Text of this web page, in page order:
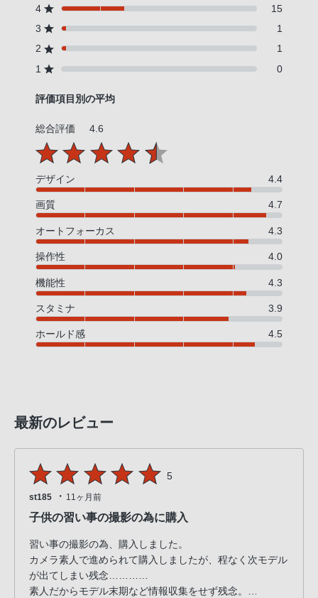
4
15
3
1
2
1
1
0
評価項目別の平均
総合評価 4.6
デザイン 4.4
画質 4.7
オートフォーカス 4.3
操作性 4.0
機能性 4.3
スタミナ 3.9
ホールド感 4.5
最新のレビュー
5
st185 ・ 11ヶ月前
子供の習い事の撮影の為に購入
習い事の撮影の為、購入しました。
カメラ素人で進められて購入しましたが、程なく次モデル
が出てしまい残念…………
素人だからモデル末期など情報収集をせず残念。